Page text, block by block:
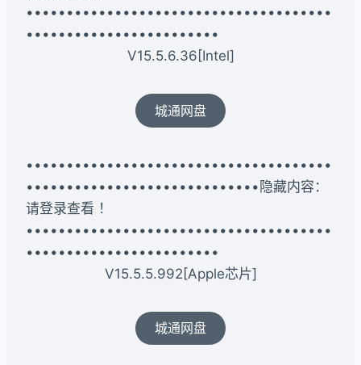
••••••••••••••••••••••••••••••••••••••
••••••••••••••••••••••••
V15.5.6.36[Intel]
城通网盘
••••••••••••••••••••••••••••••••••••••
•••••••••••••••••••••••••••••隐藏内容：
请登录查看 ！
••••••••••••••••••••••••••••••••••••••
••••••••••••••••••••••••
V15.5.5.992[Apple芯片]
城通网盘